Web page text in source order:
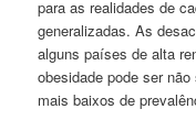
para as realidades de
generalizadas. As
alguns países de alta
obesidade pode ser
mais baixos de